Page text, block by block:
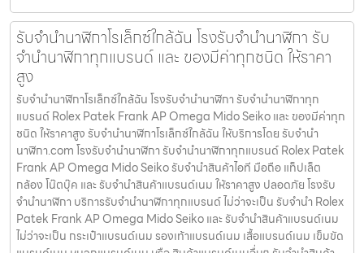
รับจำนำนาฬิกาโรเล็กซ์ใกล้ฉัน โรงรับจำนำนาฬิกา รับ
จำนำนาฬิกาทุกแบรนด์ และ ของมีค่าทุกชนิด ให้ราคา
สูง
รับจำนำนาฬิกาโรเล็กซ์ใกล้ฉัน โรงรับจำนำนาฬิกา รับจำนำนาฬิกาทุก
แบรนด์ Rolex Patek Frank AP Omega Mido Seiko และ ของมีค่าทุก
ชนิด ให้ราคาสูง รับจำนำนาฬิกาโรเล็กซ์ใกล้ฉัน ให้บริการโดย รับจํานํา
นาฬิกา.com โรงรับจำนำนาฬิกา รับจำนำนาฬิกาทุกแบรนด์ Rolex Patek
Frank AP Omega Mido Seiko รับจำนำสินค้าไอที มือถือ แท็ปเล็ต
กล้อง โน๊ตบุ๊ค และ รับจำนำสินค้าแบรนด์เนม ให้ราคาสูง ปลอดภัย โรงรับ
จำนำนาฬิกา บริการรับจำนำนาฬิกาทุกแบรนด์ ไม่ว่าจะเป็น รับจำนำ Rolex
Patek Frank AP Omega Mido Seiko และ รับจำนำสินค้าแบรนด์เนม
ไม่ว่าจะเป็น กระเป๋าแบรนด์เนม รองเท้าแบรนด์เนม เสื้อแบรนด์เนม เข็มขัด